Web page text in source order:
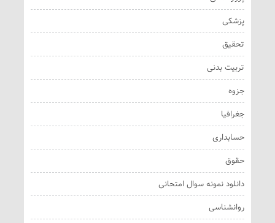
پزشکی
تحقیق
تربیت بدنی
جزوه
جغرافیا
حسابداری
حقوق
دانلود نمونه سوال امتحانی
روانشناسی